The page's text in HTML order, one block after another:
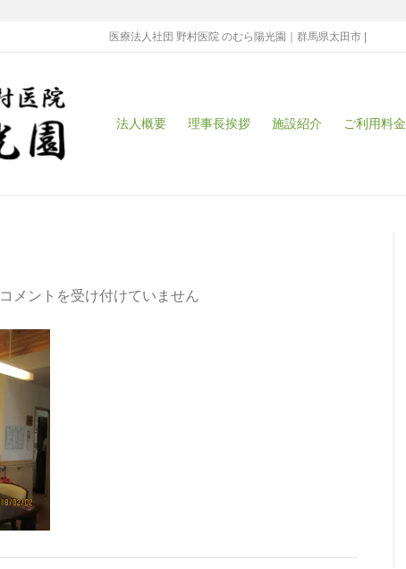
医療法人社団 野村医院 のむら陽光園｜群馬県太田市 |
法人概要 理事長挨拶 施設紹介 ご利用料金
コメントを受け付けていません